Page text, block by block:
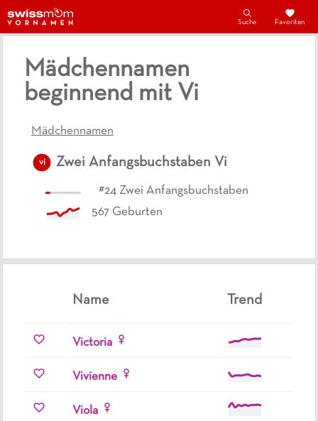
Suche Favoriten
Mädchennamen
beginnend mit Vi
Mädchennamen
vi Zwei Anfangsbuchstaben Vi
#24 Zwei Anfangsbuchstaben
567 Geburten
Name Trend
Victoria
Vivienne
Viola